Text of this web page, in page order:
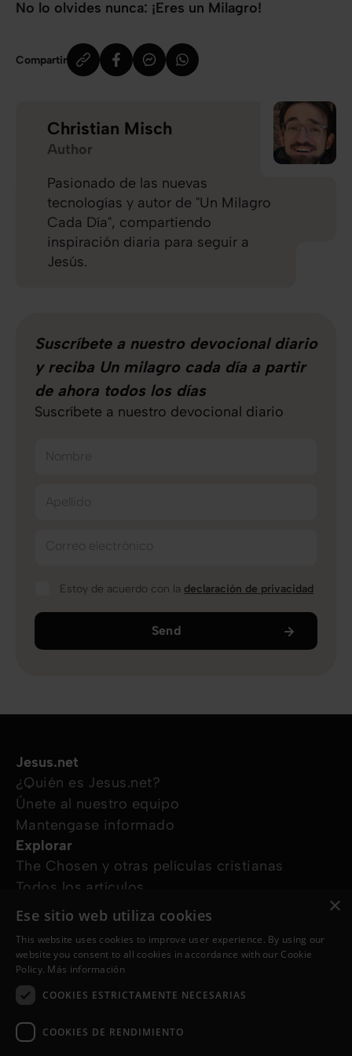
No lo olvides nunca: ¡Eres un Milagro!
Compartir
Christian Misch
Author
Pasionado de las nuevas
tecnologías y autor de "Un Milagro
Cada Día", compartiendo
inspiración diaria para seguir a
Jesús.
Suscríbete a nuestro devocional diario
y reciba Un milagro cada día a partir
de ahora todos los días
Suscríbete a nuestro devocional diario
Nombre
Apellido
Correo electrónico
Estoy de acuerdo con la declaración de privacidad
Send
Jesus.net
¿Quién es Jesus.net?
Únete al nuestro equipo
Mantengase informado
Explorar
The Chosen y otras películas cristianas
Todos los artículos
Cursos online
¿Cómo podemos ayudarte?
Devocional diario
Necesito oración
Síguenos en
×
Ese sitio web utiliza cookies
This website uses cookies to improve user experience. By using our
website you consent to all cookies in accordance with our Cookie
Policy. Más información
COOKIES ESTRICTAMENTE NECESARIAS
COOKIES DE RENDIMIENTO